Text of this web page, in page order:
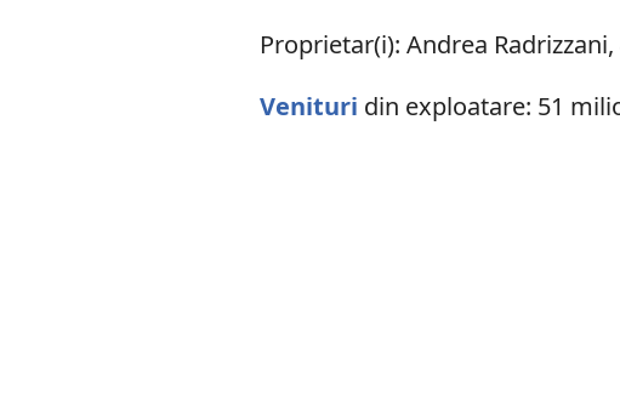
Proprietar(i): Andrea
Venituri din exploatare: 51